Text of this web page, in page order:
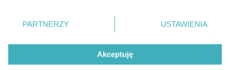
© 2026 wSzczecinie.pl
Created by GOD
prywatności znajdujący się w lewym dolnym rogu strony
. Niektóre rodzaje przetwarzania danych nie wymagają
takiemu przetwarzaniu. Preferencje będą miały
zastosowania tylko na tej witrynie.
PARTNERZY USTAWIENIA
Akceptuję